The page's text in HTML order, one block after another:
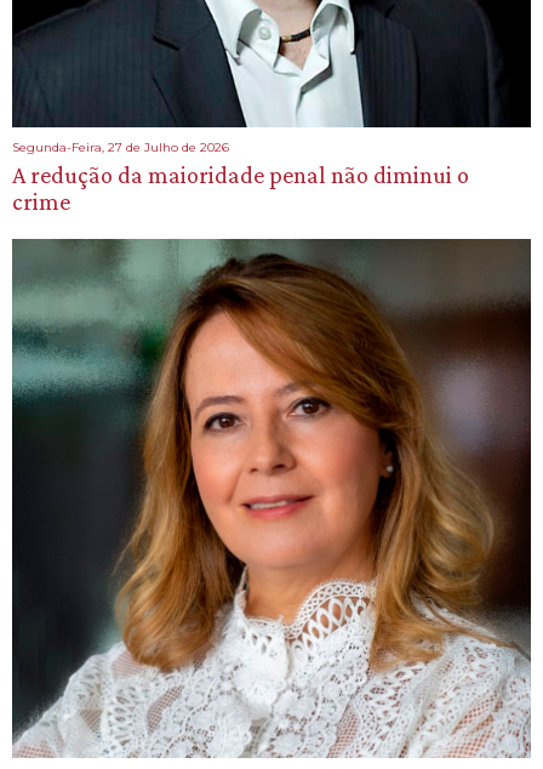
Segunda-Feira, 27 de Julho de 2026
A redução da maioridade penal não diminui o
crime